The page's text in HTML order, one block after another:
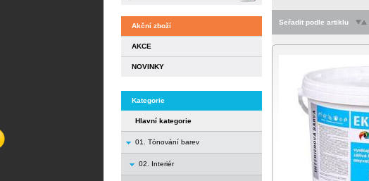
Akční zboží
AKCE
NOVINKY
Kategorie
Hlavní kategorie
01. Tónování barev
02. Interiér
Seřadit podle artiklu